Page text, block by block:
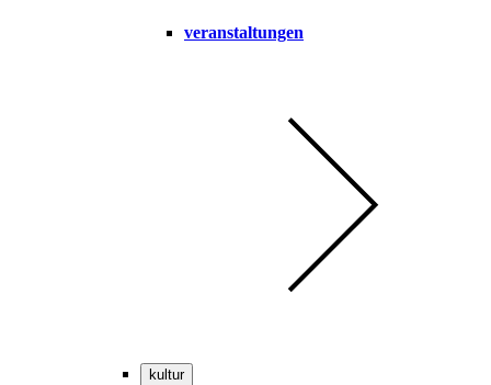
veranstaltungen
kultur